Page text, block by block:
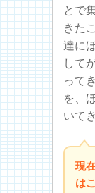
とで
きた
達に
して
って
を、
いて
現
は